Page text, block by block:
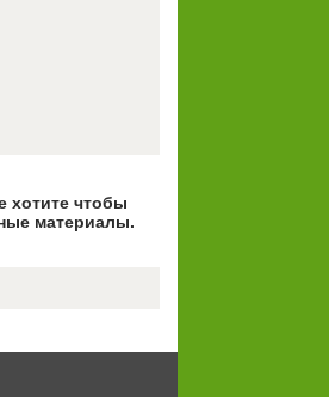
хотите чтобы
материалы.